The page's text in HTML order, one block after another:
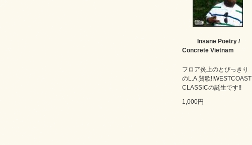
Insane Poetry /
Concrete Vietnam
フロア炎上のとびっきり
のL.A.賛歌!!WESTCOAST
CLASSICの誕生です!!
1,000円